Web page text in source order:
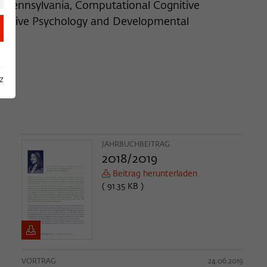
Computational Cognitive
Psychology and Developmental
JAHRBUCHBEITRAG
2018/2019
Beitrag herunterladen
( 91.35 KB )
VORTRAG 24.06.2019